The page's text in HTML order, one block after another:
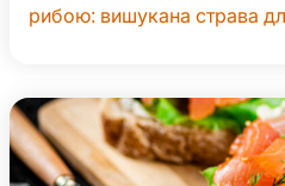
рибою: вишукана страва